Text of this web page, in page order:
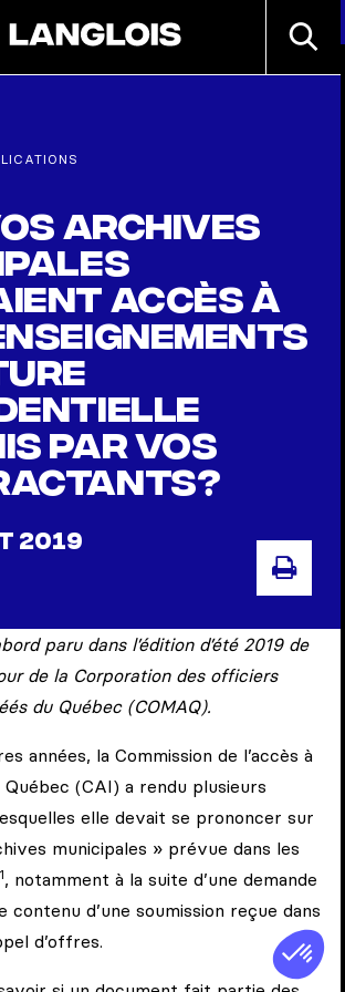
archives
accès à
par vos
2019
paru dans l’édition d’été 2019 de
de la Corporation des officiers
du Québec (COMAQ).
années, la Commission de l’accès à
Québec (CAI) a rendu plusieurs
elle devait se prononcer sur
municipales » prévue dans les
1, notamment à la suite d’une demande
contenu d’une soumission reçue dans
d’offres.